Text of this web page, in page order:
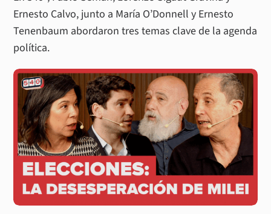
Ernesto Calvo, junto a María O’Donnell y Ernesto
Tenenbaum abordaron tres temas clave de la agenda
política.